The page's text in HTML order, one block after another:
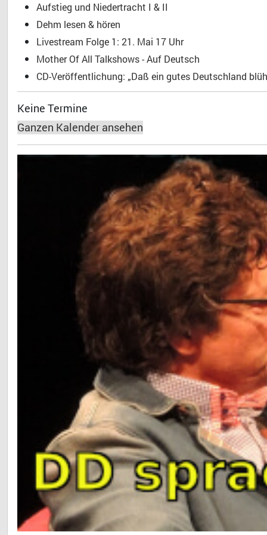
Aufstieg und Niedertracht I & II
Dehm lesen & hören
Livestream Folge 1: 21. Mai 17 Uhr
Mother Of All Talkshows - Auf Deutsch
CD-Veröffentlichung: „Daß ein gutes Deutschland
Keine Termine
Ganzen Kalender ansehen